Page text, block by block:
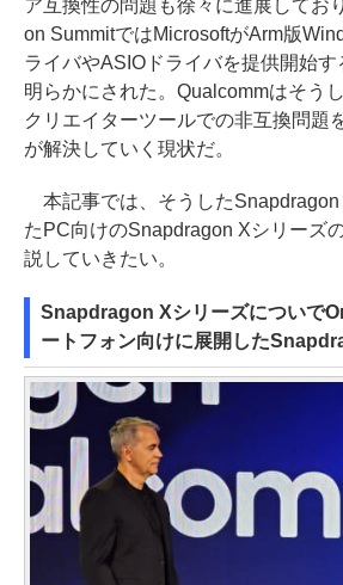
ア互換性の問題も徐々に進展してお
on SummitではMicrosoftがArm版
ライバやASIOドライバを提供開始
明らかにされた。Qualcommはそう
クリエイターツールでの非互換問題
が解決していく現状だ。
本記事では、そうしたSnapdragon
たPC向けのSnapdragon Xシリーズ
説していきたい。
Snapdragon Xシリーズについで
ートフォン向けに展開した